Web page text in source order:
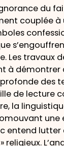
du
couplée à
Les travaux
à démontrer
des
de lecture
la
une
entend lutter